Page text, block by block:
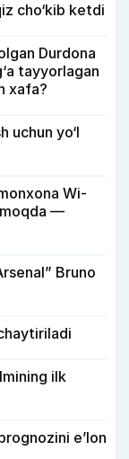
cho‘kib ketdi
Durdona
tayyorlagan
xafa?
uchun yo‘l
Wi-
—
Bruno
ilk
e’lon